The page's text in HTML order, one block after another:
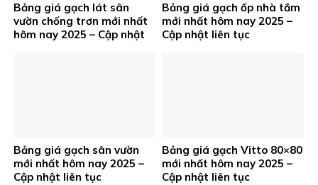
Bảng giá gạch lát sân
vườn chống trơn mới nhất
hôm nay 2025 – Cập nhật
Bảng giá gạch ốp nhà tắm
mới nhất hôm nay 2025 –
Cập nhật liên tục
Bảng giá gạch sân vườn
mới nhất hôm nay 2025 –
Cập nhật liên tục
Bảng giá gạch Vitto 80×80
mới nhất hôm nay 2025 –
Cập nhật liên tục